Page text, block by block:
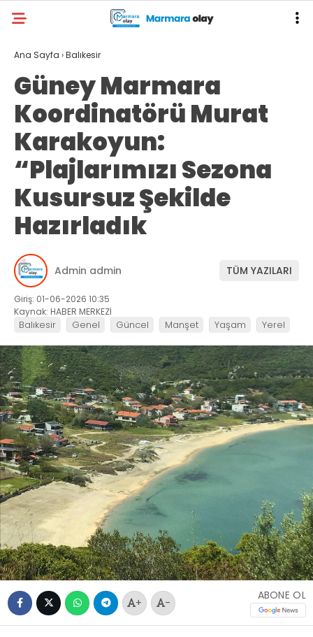
Ana Sayfa ›Balıkesir
Güney Marmara
Koordinatörü Murat
Karakoyun:
“Plajlarımızı Sezona
Kusursuz Şekilde
Hazırladık
Admin admin TÜM YAZILARI
Giriş: 01-06-2026 10:35
Kaynak: HABER MERKEZİ
Balıkesir Genel Güncel Manşet Yaşam Yerel
+ -
ABONE OL